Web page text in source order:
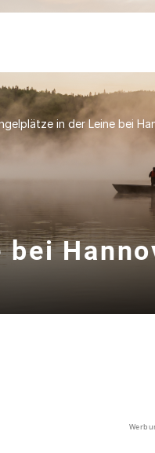
in der Leine bei